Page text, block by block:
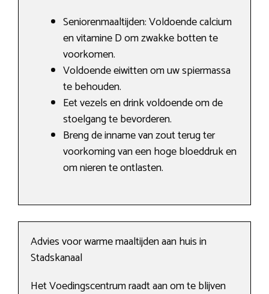
Seniorenmaaltijden: Voldoende calcium
en vitamine D om zwakke botten te
voorkomen.
Voldoende eiwitten om uw spiermassa
te behouden.
Eet vezels en drink voldoende om de
stoelgang te bevorderen.
Breng de inname van zout terug ter
voorkoming van een hoge bloeddruk en
om nieren te ontlasten.
Advies voor warme maaltijden aan huis in
Stadskanaal
Het Voedingscentrum raadt aan om te blijven